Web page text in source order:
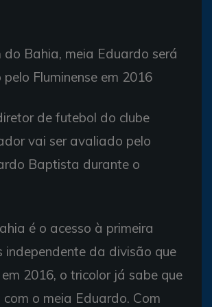
do Bahia, meia Eduardo será
Fluminense em 2016
de futebol do clube
vai ser avaliado pelo
Baptista durante o
é o acesso à primeira
independente da divisão que
2016, o tricolor já sabe que
o meia Eduardo. Com